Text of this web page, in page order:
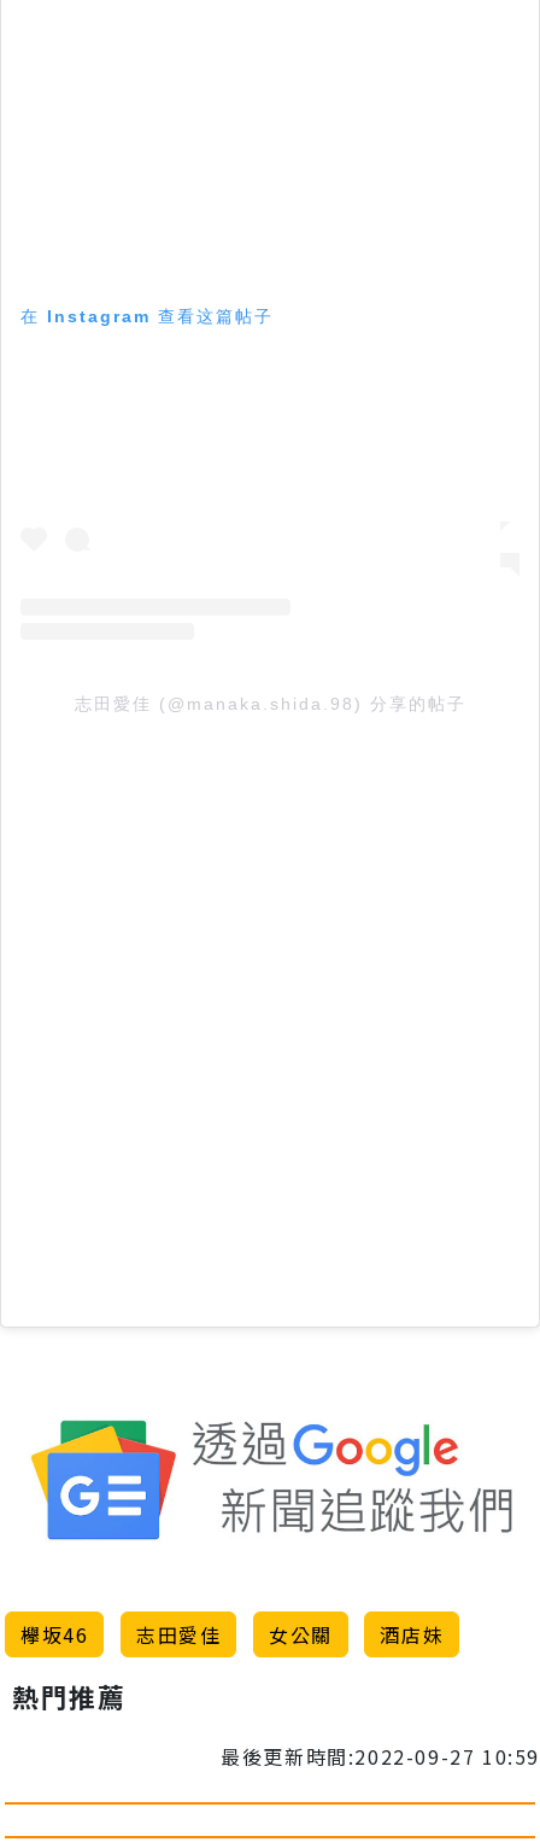
在 Instagram 查看这篇帖子
志田愛佳 (@manaka.shida.98) 分享的帖子
欅坂46 志田愛佳 女公關 酒店妹
熱門推薦
最後更新時間:2022-09-27 10:59